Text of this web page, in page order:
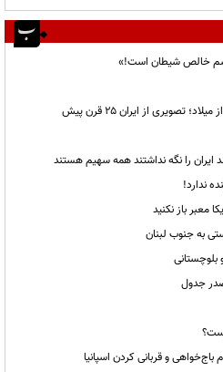
خالص شیطان است!»
ایران را نگه نداشتند همه سهیم هستند
ندارد!
معبر باز نکنید
به جنوب لبنان
جدول
باج‌خواهی و قربانی کردن اسپانیا